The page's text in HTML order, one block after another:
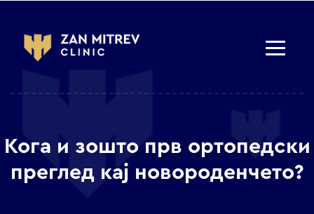
Кога и зошто прв ортопедски
преглед кај новороденчето?